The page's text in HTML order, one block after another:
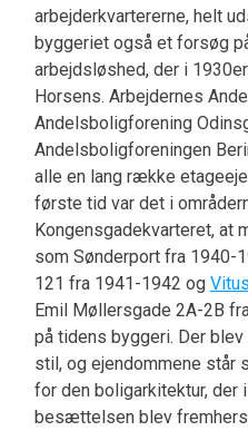
arbejderkvartererne, helt
byggeriet også et forsøg
arbejdsløshed, der i
Horsens. Arbejdernes
Andelsboligforening
Andelsboligforeningen
alle en lang række
første tid var det i
Kongensgadekvarteret, at
som Sønderport fra 1940-
121 fra 1941-1942 og
Emil Møllersgade 2A-2B
på tidens byggeri. Der
stil, og ejendommene
for den boligarkitektur, der
besættelsen blev